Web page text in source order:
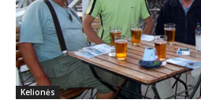
Kelionės